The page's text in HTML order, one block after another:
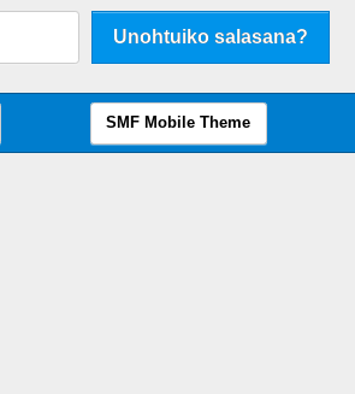
Unohtuiko salasana?
SMF Mobile Theme